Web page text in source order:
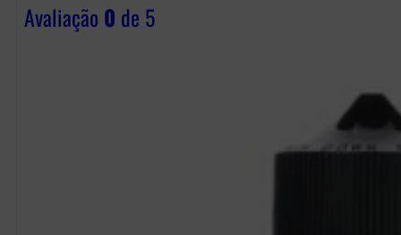
Avaliação 0 de 5